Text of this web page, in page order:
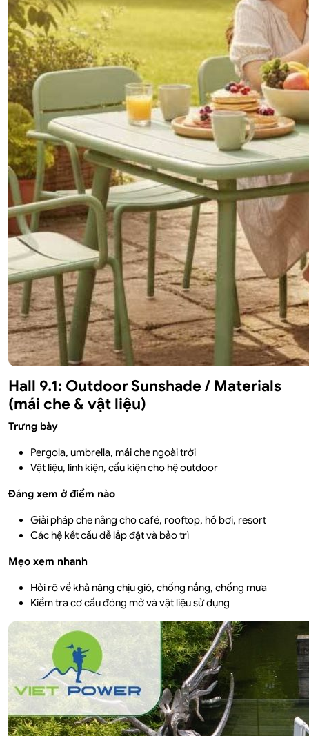
Hall 9.1: Outdoor Sunshade / Materials
(mái che & vật liệu)
Trưng bày
Pergola, umbrella, mái che ngoài trời
Vật liệu, linh kiện, cấu kiện cho hệ outdoor
Đáng xem ở điểm nào
Giải pháp che nắng cho café, rooftop, hồ bơi, resort
Các hệ kết cấu dễ lắp đặt và bảo trì
Mẹo xem nhanh
Hỏi rõ về khả năng chịu gió, chống nắng, chống mưa
Kiểm tra cơ cấu đóng mở và vật liệu sử dụng